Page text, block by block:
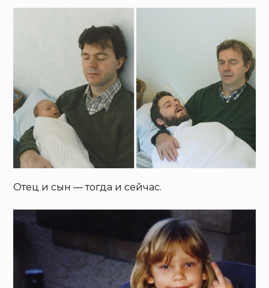
Отец и сын — тогда и сейчас.